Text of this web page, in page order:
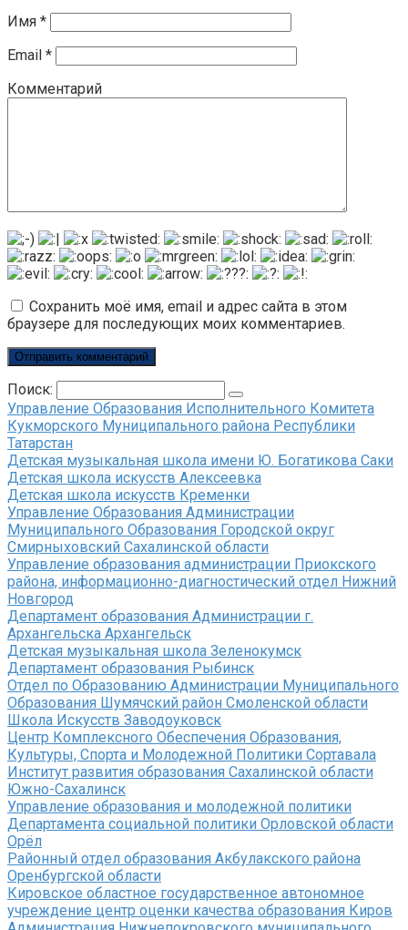
Имя *
Email *
Комментарий
Сохранить моё имя, email и адрес сайта в этом
браузере для последующих моих комментариев.
Поиск:
Управление Образования Исполнительного Комитета
Кукморского Муниципального района Республики
Татарстан
Детская музыкальная школа имени Ю. Богатикова Саки
Детская школа искусств Алексеевка
Детская школа искусств Кременки
Управление Образования Администрации
Муниципального Образования Городской округ
Смирныховский Сахалинской области
Управление образования администрации Приокского
района, информационно-диагностический отдел Нижний
Новгород
Департамент образования Администрации г.
Архангельска Архангельск
Детская музыкальная школа Зеленокумск
Департамент образования Рыбинск
Отдел по Образованию Администрации Муниципального
Образования Шумячский район Смоленской области
Школа Искусств Заводоуковск
Центр Комплексного Обеспечения Образования,
Культуры, Спорта и Молодежной Политики Сортавала
Институт развития образования Сахалинской области
Южно-Сахалинск
Управление образования и молодежной политики
Департамента социальной политики Орловской области
Орёл
Районный отдел образования Акбулакского района
Оренбургской области
Кировское областное государственное автономное
учреждение центр оценки качества образования Киров